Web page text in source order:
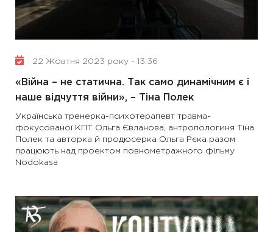
22 Жовтня 2023 року - 13:36
«Війна – не статична. Так само динамічним є і
наше відчуття війни», – Тіна Полек
Українська тренерка-психотерапевт травма-
фокусованої КПТ Ольга Євланова, антропологиня Тіна
Полек та авторка й продюсерка Ольга Рєка разом
працюють над проектом повнометражного фільму
Nodokasa